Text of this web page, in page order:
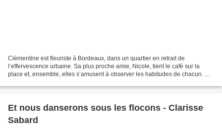
Clémentine est fleuriste à Bordeaux, dans un quartier en retrait de
l’effervescence urbaine. Sa plus proche amie, Nicole, tient le café sur la
place et, ensemble, elles s’amusent à observer les habitudes de chacun. De
Et nous danserons sous les flocons - Clarisse
Sabard